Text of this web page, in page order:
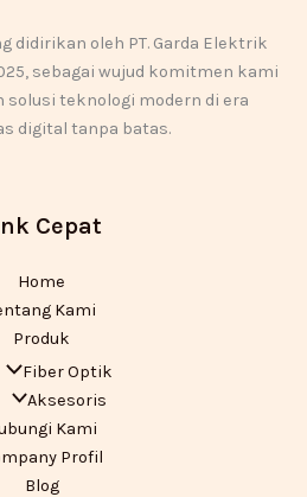
didirikan oleh PT. Garda Elektrik
sebagai wujud komitmen kami
teknologi modern di era
digital tanpa batas.
Cepat
Home
Kami
Produk
Fiber Optik
Aksesoris
Kami
Profil
Blog